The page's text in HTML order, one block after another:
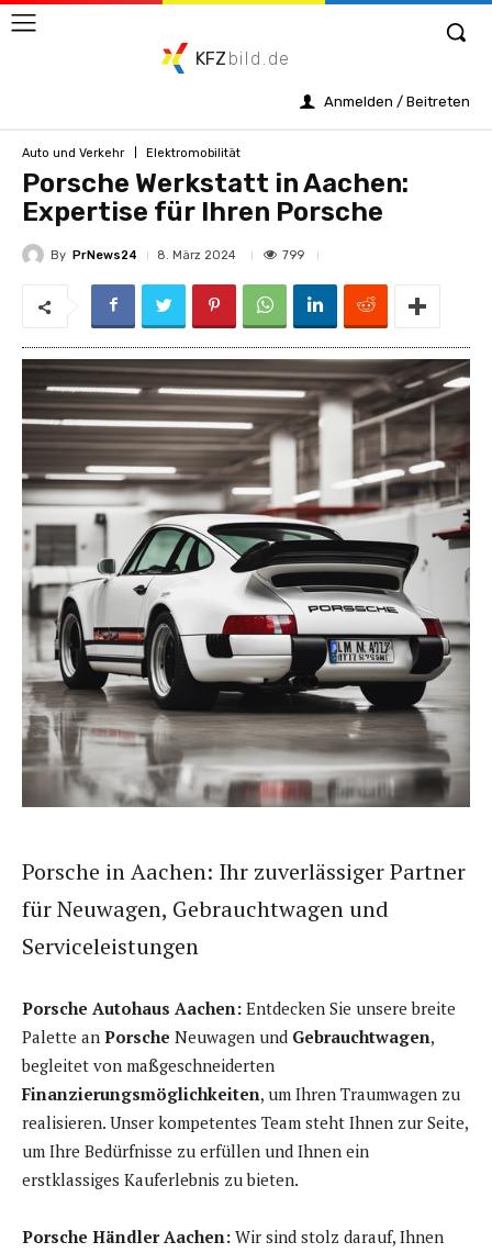
KFZ bild.de
Anmelden / Beitreten
Auto und Verkehr Elektromobilität
Porsche Werkstatt in Aachen:
Expertise für Ihren Porsche
By PrNews24 8. März 2024 799
Porsche in Aachen: Ihr zuverlässiger Partner
für Neuwagen, Gebrauchtwagen und
Serviceleistungen
Porsche Autohaus Aachen: Entdecken Sie unsere breite
Palette an Porsche Neuwagen und Gebrauchtwagen,
begleitet von maßgeschneiderten
Finanzierungsmöglichkeiten, um Ihren Traumwagen zu
realisieren. Unser kompetentes Team steht Ihnen zur Seite,
um Ihre Bedürfnisse zu erfüllen und Ihnen ein
erstklassiges Kauferlebnis zu bieten.
Porsche Händler Aachen: Wir sind stolz darauf, Ihnen